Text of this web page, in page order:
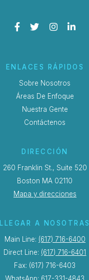
ENLACES RÁPIDOS
Sobre Nosotros
Áreas De Enfoque
Nuestra Gente
Contáctenos
DIRECCIÓN
260 Franklin St., Suite 520
Boston MA 02110
Mapa y direcciones
LLEGAR A NOSOTRAS
Main Line: (617) 716-6400
Direct Line: (617) 716-6401
Fax: (617) 716-6403